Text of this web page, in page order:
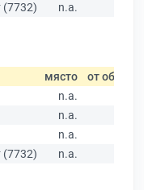
(7732)
n.a.
място от общо
n.a.
n.a.
n.a.
(7732)
n.a.